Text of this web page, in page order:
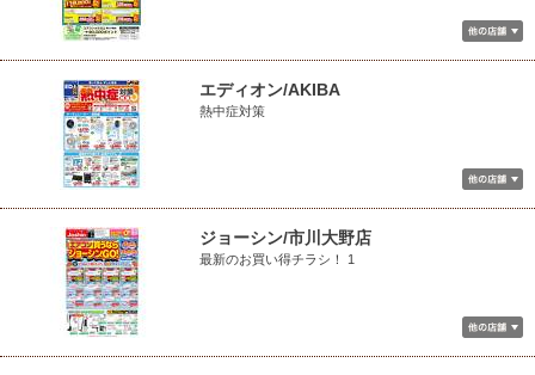
エディオン/AKIBA
熱中症対策
ジョーシン/市川大野店
最新のお買い得チラシ！ 1